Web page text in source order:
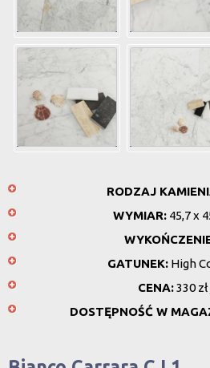
RODZAJ
WYMIAR:45,7 x
GATUNEK:High
CENA:330
DOSTĘPNOŚĆ W